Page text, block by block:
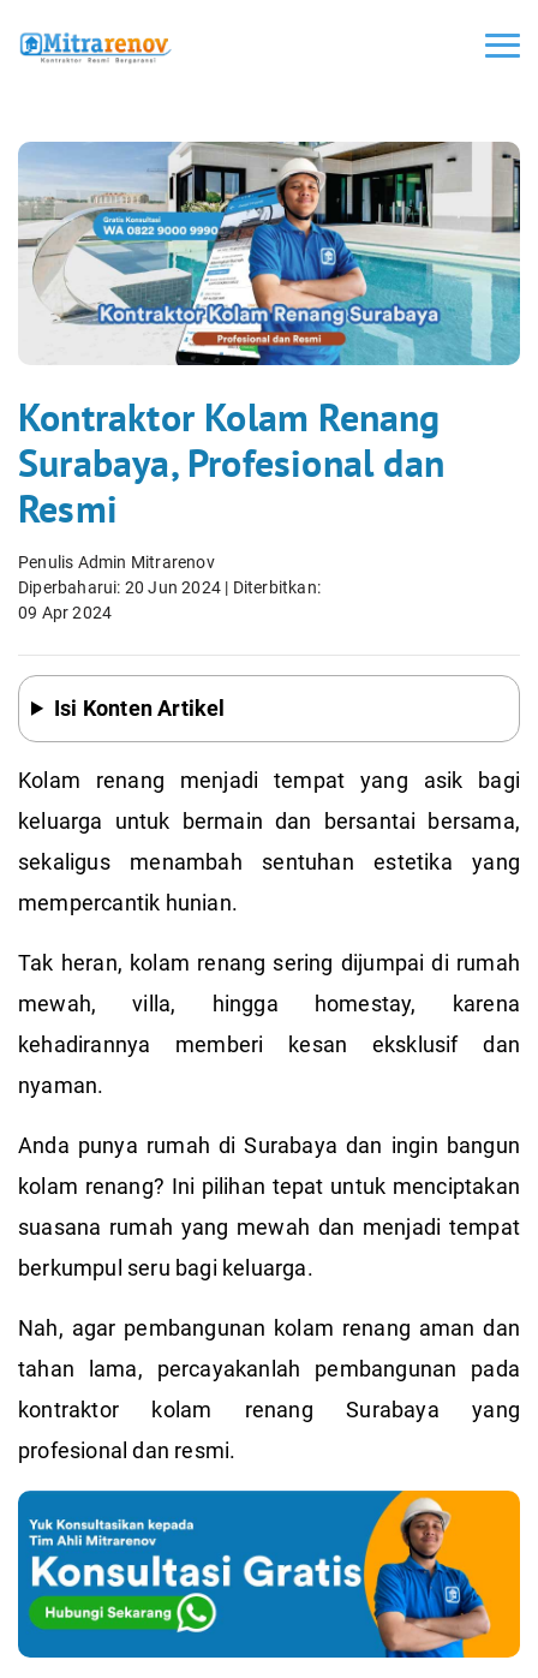
Kontraktor Kolam Renang
Surabaya, Profesional dan
Resmi
Penulis Admin Mitrarenov
Diperbaharui: 20 Jun 2024 | Diterbitkan:
09 Apr 2024
Isi Konten Artikel
Kolam renang menjadi tempat yang asik bagi
keluarga untuk bermain dan bersantai bersama,
sekaligus menambah sentuhan estetika yang
mempercantik hunian.
Tak heran, kolam renang sering dijumpai di rumah
mewah, villa, hingga homestay, karena
kehadirannya memberi kesan eksklusif dan
nyaman.
Anda punya rumah di Surabaya dan ingin bangun
kolam renang? Ini pilihan tepat untuk menciptakan
suasana rumah yang mewah dan menjadi tempat
berkumpul seru bagi keluarga.
Nah, agar pembangunan kolam renang aman dan
tahan lama, percayakanlah pembangunan pada
kontraktor kolam renang Surabaya yang
profesional dan resmi.